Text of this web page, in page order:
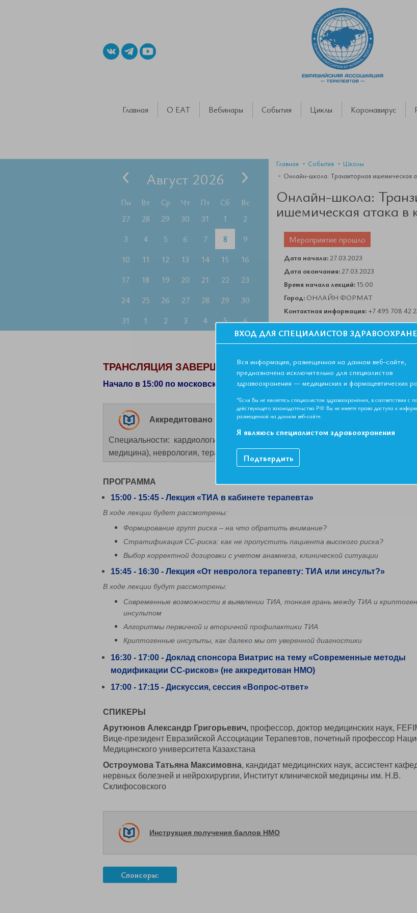
Главная О ЕАТ Вебинары События Циклы Коронавирус
Август 2026
Пн Вт Ср Чт Пт Сб
Вс
27
28 29 30 31 1
2
3
4 5 6 7 8
9
10
11 12 13 14 15
16
17
18 19 20 21 22
23
24
25 26 27 28 29
30
31
1 2 3 4 5 6
Главная События
Школы
Онлайн-школа: Транзиторная ишемическая
Онлайн-школа:
ишемическая атака в
Мероприятие прошло
Дата начала:27.03.2023
Дата окончания:27.03.2023
Время начала лекций:15:00
Город:ОНЛАЙН ФОРМАТ
Контактная информация:+7 495 708 42
ТРАНСЛЯЦИЯ ЗАВЕРШЕНА
Начало в 15:00 по московскому времени
Аккредитовано НМО - 2 ЗЕТ
Специальности: кардиология, лечебное дело, общая врачебная практика
медицина), неврология, терапия
ПРОГРАММА
15:00 - 15:45 - Лекция «ТИА в кабинете терапевта»​
В ходе лекции будет рассмотрены:
Формирование групп риска – на что обратить внимание?
Стратификация СС-риска: как не пропустить пациента высокого риска?
Выбор корректной дозировки с учетом анамнеза, клинической ситуации
15:45 - 16:30 - Лекция «От невролога терапевту: ТИА или инсульт?»​
В ходе лекции будут рассмотрены:
Современные возможности в выявлении ТИА, тонкая грань между ТИА и
инсультом
Алгоритмы первичной и вторичной профилактики ТИА
Криптогенные инсульты, как далеко мы от уверенной диагностики
16:30 - 17:00 - Доклад спонсора Виатрис на тему «Современные методы
модификации СС-рисков» (не аккредитован НМО)
17:00 - 17:15 - Дискуссия, сессия «Вопрос-ответ»
СПИКЕРЫ
Арутюнов Александр Григорьевич, профессор, доктор медицинских наук,
Вице-президент Евразийской Ассоциации Терапевтов, почетный профессор
Медицинского университета Казахстана
Остроумова Татьяна Максимовна, кандидат медицинских наук, ассистент
нервных болезней и нейрохирургии, Институт клинической медицины им. Н.В.
Склифосовского
Инструкция получения баллов НМО
Спонсоры:
ВХОД ДЛЯ СПЕЦИАЛИСТОВ
Вся информация, размещенная на данном веб-сайте,
предназначена исключительно для специалистов
здравоохранения — медицинских и фармацевтических
*Если Вы не являетесь специалистом здравоохранения, в соответствии с
действующего законодательства РФ Вы не имеете права доступа к
размещенной на данном веб-сайте.
Я являюсь специалистом здравоохранения
Подтвердить